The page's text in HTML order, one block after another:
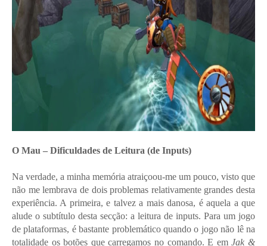
O Mau – Dificuldades de Leitura (de Inputs)
Na verdade, a minha memória atraiçoou-me um pouco, visto que
não me lembrava de dois problemas relativamente grandes desta
experiência. A primeira, e talvez a mais danosa, é aquela a que
alude o subtítulo desta secção: a leitura de inputs. Para um jogo
de plataformas, é bastante problemático quando o jogo não lê na
totalidade os botões que carregamos no comando. E emJak &